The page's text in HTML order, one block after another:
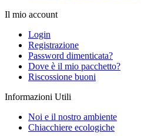
Il mio account
Login
Registrazione
Password dimenticata?
Dove è il mio pacchetto?
Riscossione buoni
Informazioni Utili
Noi e il nostro ambiente
Chiacchiere ecologiche